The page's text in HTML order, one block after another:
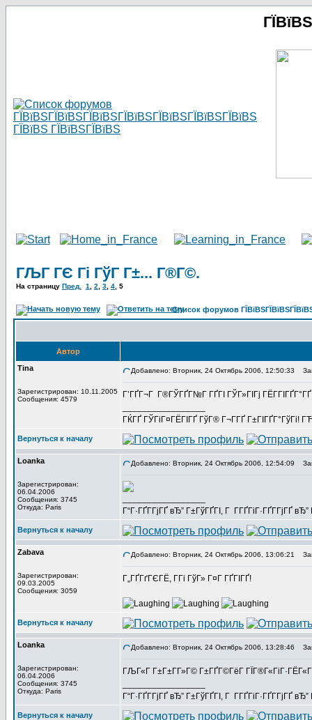
ГЉГ ГЄ Гі ГўГ Г±... Г®Г©.
На страницу Пред. 1 2 3 4 5
Список форумов
Автор
Tina
Зарегистрирован: 10.11.2005
Сообщения: 4579
Добавлено: Вторник, 24 Октябрь 2006, 12:50:33
Г’ГҐГ¬Г Г®ГЎГҐГ№Г ГҐГІ ГЎГ»ГІГј
ГЌГҐ ГЎГіГ¤ГЁГІГҐ ГўГ® Г¬Г­ГҐ Г±ГІГҐГ°ГўГі!
Вернуться к началу
Loanka
Зарегистрирован:
06.04.2006
Сообщения: 3745
Откуда: Paris
Добавлено: Вторник, 24 Октябрь 2006, 12:54:09
Г“Г·ГҐГ­ГјГҐ вЂ” Г±ГўГҐГІ, Г Г­ГҐГіГ·ГҐГ­ГјГҐ
Вернуться к началу
Zabava
Зарегистрирован:
09.03.2005
Сообщения: 3059
Добавлено: Вторник, 24 Октябрь 2006, 13:06:21
Г„ГҐГґГЄГЁ, Г­Гі ГўГ» Г¤Г ГҐГІГҐ!
Вернуться к началу
Loanka
Зарегистрирован:
06.04.2006
Сообщения: 3745
Откуда: Paris
Добавлено: Вторник, 24 Октябрь 2006, 13:28:46
ГЉГ«Г Г±Г±Г­Г»Г© Г±ГҐГ©ГёГ­
Г“Г·ГҐГ­ГјГҐ вЂ” Г±ГўГҐГІ, Г Г­ГҐГіГ·ГҐГ­ГјГҐ
Вернуться к началу